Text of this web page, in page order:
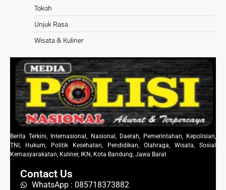
Tokoh
Unjuk Rasa
Wisata & Kuliner
Berita Terkini, Internasional, Nasional, Daerah, Pemerintahan, Kepolisian,
TNI, Hukum, Politik Kesehatan, Pendidikan, Olahraga, Wisata, Sosial
Kemasyarakatan, Kuliner, IKN, Kota Bandung, Jawa Barat
Contact Us
WhatsApp : 085718373882